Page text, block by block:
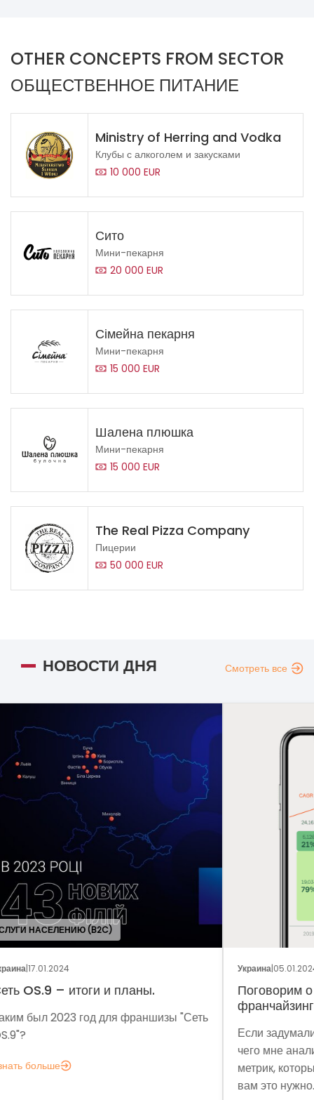
OTHER CONCEPTS FROM SECTOR
ОБЩЕСТВЕННОЕ ПИТАНИЕ
Ministry of Herring and Vodka
Клубы с алкоголем и закусками
10 000 EUR
Сито
Мини-пекарня
20 000 EUR
Сімейна пекарня
Мини-пекарня
15 000 EUR
Шалена плюшка
Мини-пекарня
15 000 EUR
The Real Pizza Company
Пицерии
50 000 EUR
НОВОСТИ ДНЯ Смотреть все
Украина
Поговорим о динамике рынка
Если задумались над вопросом «А для
чего мне аналитика?», вот несколько
метрик, которые помогут понять, зачем
мы